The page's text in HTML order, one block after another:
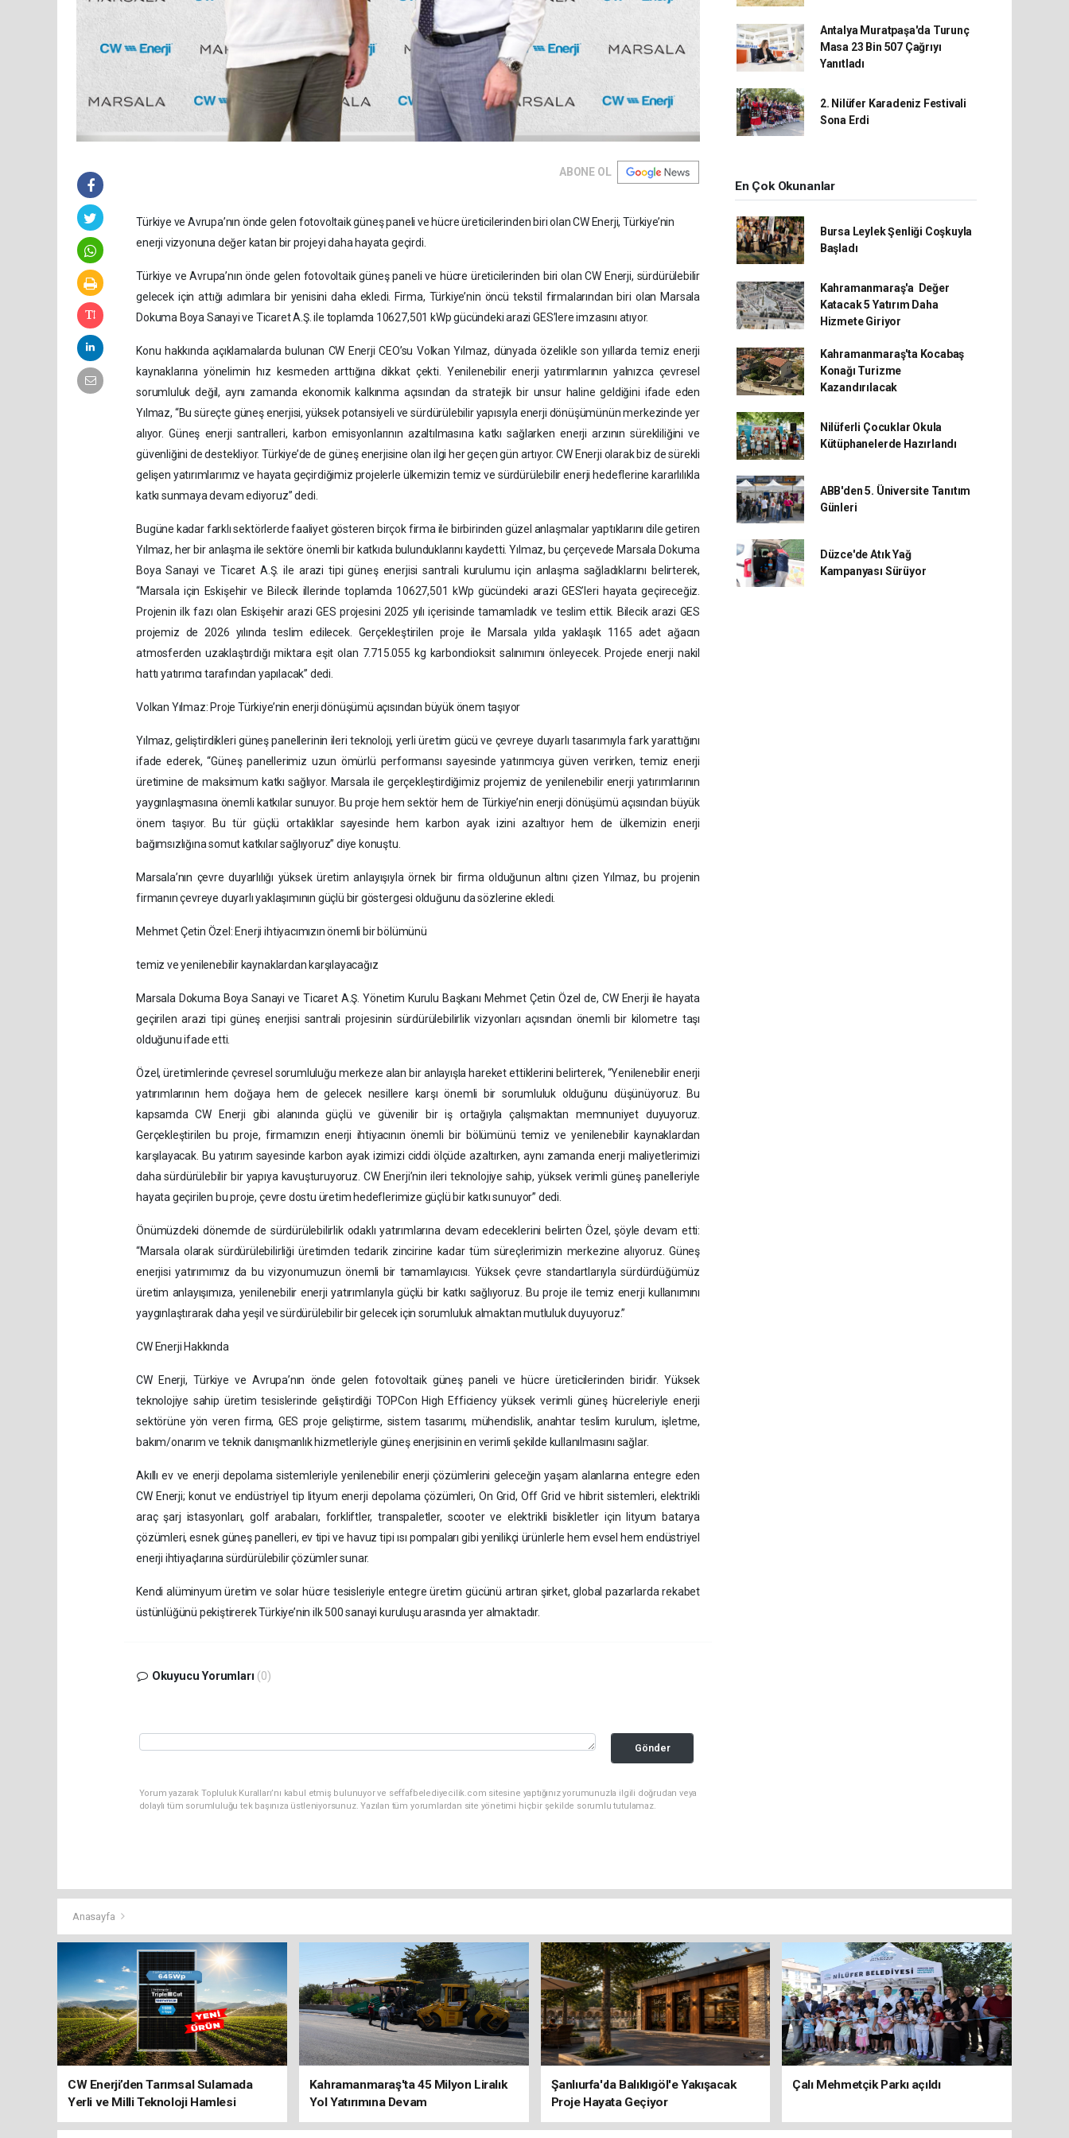
ABONE OL
Türkiye ve Avrupa’nın önde gelen fotovoltaik güneş paneli ve hücre üreticilerinden biri olan CW Enerji, Türkiye’nin
enerji vizyonuna değer katan bir projeyi daha hayata geçirdi.
Türkiye ve Avrupa’nın önde gelen fotovoltaik güneş paneli ve hücre üreticilerinden biri olan CW Enerji, sürdürülebilir
gelecek için attığı adımlara bir yenisini daha ekledi. Firma, Türkiye’nin öncü tekstil firmalarından biri olan Marsala
Dokuma Boya Sanayi ve Ticaret A.Ş. ile toplamda 10627,501 kWp gücündeki arazi GES’lere imzasını atıyor.
Konu hakkında açıklamalarda bulunan CW Enerji CEO’su Volkan Yılmaz, dünyada özelikle son yıllarda temiz enerji
kaynaklarına yönelimin hız kesmeden arttığına dikkat çekti. Yenilenebilir enerji yatırımlarının yalnızca çevresel
sorumluluk değil, aynı zamanda ekonomik kalkınma açısından da stratejik bir unsur haline geldiğini ifade eden
Yılmaz, “Bu süreçte güneş enerjisi, yüksek potansiyeli ve sürdürülebilir yapısıyla enerji dönüşümünün merkezinde yer
alıyor. Güneş enerji santralleri, karbon emisyonlarının azaltılmasına katkı sağlarken enerji arzının sürekliliğini ve
güvenliğini de destekliyor. Türkiye’de de güneş enerjisine olan ilgi her geçen gün artıyor. CW Enerji olarak biz de sürekli
gelişen yatırımlarımız ve hayata geçirdiğimiz projelerle ülkemizin temiz ve sürdürülebilir enerji hedeflerine kararlılıkla
katkı sunmaya devam ediyoruz” dedi.
Bugüne kadar farklı sektörlerde faaliyet gösteren birçok firma ile birbirinden güzel anlaşmalar yaptıklarını dile getiren
Yılmaz, her bir anlaşma ile sektöre önemli bir katkıda bulunduklarını kaydetti. Yılmaz, bu çerçevede Marsala Dokuma
Boya Sanayi ve Ticaret A.Ş. ile arazi tipi güneş enerjisi santrali kurulumu için anlaşma sağladıklarını belirterek,
“Marsala için Eskişehir ve Bilecik illerinde toplamda 10627,501 kWp gücündeki arazi GES’leri hayata geçireceğiz.
Projenin ilk fazı olan Eskişehir arazi GES projesini 2025 yılı içerisinde tamamladık ve teslim ettik. Bilecik arazi GES
projemiz de 2026 yılında teslim edilecek. Gerçekleştirilen proje ile Marsala yılda yaklaşık 1165 adet ağacın
atmosferden uzaklaştırdığı miktara eşit olan 7.715.055 kg karbondioksit salınımını önleyecek. Projede enerji nakil
hattı yatırımcı tarafından yapılacak” dedi.
Volkan Yılmaz: Proje Türkiye’nin enerji dönüşümü açısından büyük önem taşıyor
Yılmaz, geliştirdikleri güneş panellerinin ileri teknoloji, yerli üretim gücü ve çevreye duyarlı tasarımıyla fark yarattığını
ifade ederek, “Güneş panellerimiz uzun ömürlü performansı sayesinde yatırımcıya güven verirken, temiz enerji
üretimine de maksimum katkı sağlıyor. Marsala ile gerçekleştirdiğimiz projemiz de yenilenebilir enerji yatırımlarının
yaygınlaşmasına önemli katkılar sunuyor. Bu proje hem sektör hem de Türkiye’nin enerji dönüşümü açısından büyük
önem taşıyor. Bu tür güçlü ortaklıklar sayesinde hem karbon ayak izini azaltıyor hem de ülkemizin enerji
bağımsızlığına somut katkılar sağlıyoruz” diye konuştu.
Marsala’nın çevre duyarlılığı yüksek üretim anlayışıyla örnek bir firma olduğunun altını çizen Yılmaz, bu projenin
firmanın çevreye duyarlı yaklaşımının güçlü bir göstergesi olduğunu da sözlerine ekledi.
Mehmet Çetin Özel: Enerji ihtiyacımızın önemli bir bölümünü
temiz ve yenilenebilir kaynaklardan karşılayacağız
Marsala Dokuma Boya Sanayi ve Ticaret A.Ş. Yönetim Kurulu Başkanı Mehmet Çetin Özel de, CW Enerji ile hayata
geçirilen arazi tipi güneş enerjisi santrali projesinin sürdürülebilirlik vizyonları açısından önemli bir kilometre taşı
olduğunu ifade etti.
Özel, üretimlerinde çevresel sorumluluğu merkeze alan bir anlayışla hareket ettiklerini belirterek, “Yenilenebilir enerji
yatırımlarının hem doğaya hem de gelecek nesillere karşı önemli bir sorumluluk olduğunu düşünüyoruz. Bu
kapsamda CW Enerji gibi alanında güçlü ve güvenilir bir iş ortağıyla çalışmaktan memnuniyet duyuyoruz.
Gerçekleştirilen bu proje, firmamızın enerji ihtiyacının önemli bir bölümünü temiz ve yenilenebilir kaynaklardan
karşılayacak. Bu yatırım sayesinde karbon ayak izimizi ciddi ölçüde azaltırken, aynı zamanda enerji maliyetlerimizi
daha sürdürülebilir bir yapıya kavuşturuyoruz. CW Enerji’nin ileri teknolojiye sahip, yüksek verimli güneş panelleriyle
hayata geçirilen bu proje, çevre dostu üretim hedeflerimize güçlü bir katkı sunuyor” dedi.
Önümüzdeki dönemde de sürdürülebilirlik odaklı yatırımlarına devam edeceklerini belirten Özel, şöyle devam etti:
“Marsala olarak sürdürülebilirliği üretimden tedarik zincirine kadar tüm süreçlerimizin merkezine alıyoruz. Güneş
enerjisi yatırımımız da bu vizyonumuzun önemli bir tamamlayıcısı. Yüksek çevre standartlarıyla sürdürdüğümüz
üretim anlayışımıza, yenilenebilir enerji yatırımlarıyla güçlü bir katkı sağlıyoruz. Bu proje ile temiz enerji kullanımını
yaygınlaştırarak daha yeşil ve sürdürülebilir bir gelecek için sorumluluk almaktan mutluluk duyuyoruz.”
CW Enerji Hakkında
CW Enerji, Türkiye ve Avrupa’nın önde gelen fotovoltaik güneş paneli ve hücre üreticilerinden biridir. Yüksek
teknolojiye sahip üretim tesislerinde geliştirdiği TOPCon High Efficiency yüksek verimli güneş hücreleriyle enerji
sektörüne yön veren firma, GES proje geliştirme, sistem tasarımı, mühendislik, anahtar teslim kurulum, işletme,
bakım/onarım ve teknik danışmanlık hizmetleriyle güneş enerjisinin en verimli şekilde kullanılmasını sağlar.
Akıllı ev ve enerji depolama sistemleriyle yenilenebilir enerji çözümlerini geleceğin yaşam alanlarına entegre eden
CW Enerji; konut ve endüstriyel tip lityum enerji depolama çözümleri, On Grid, Off Grid ve hibrit sistemleri, elektrikli
araç şarj istasyonları, golf arabaları, forkliftler, transpaletler, scooter ve elektrikli bisikletler için lityum batarya
çözümleri, esnek güneş panelleri, ev tipi ve havuz tipi ısı pompaları gibi yenilikçi ürünlerle hem evsel hem endüstriyel
enerji ihtiyaçlarına sürdürülebilir çözümler sunar.
Kendi alüminyum üretim ve solar hücre tesisleriyle entegre üretim gücünü artıran şirket, global pazarlarda rekabet
üstünlüğünü pekiştirerek Türkiye’nin ilk 500 sanayi kuruluşu arasında yer almaktadır.
Okuyucu Yorumları (0)
Gönder
Yorum yazarak Topluluk Kuralları’nı kabul etmiş bulunuyor ve seffafbelediyecilik.com sitesine yaptığınız yorumunuzla ilgili doğrudan veya
dolaylı tüm sorumluluğu tek başınıza üstleniyorsunuz. Yazılan tüm yorumlardan site yönetimi hiçbir şekilde sorumlu tutulamaz.
Antalya Muratpaşa'da Turunç
Masa 23 Bin 507 Çağrıyı
Yanıtladı
2. Nilüfer Karadeniz Festivali
Sona Erdi
En Çok Okunanlar
Bursa Leylek Şenliği Coşkuyla
Başladı
Kahramanmaraş'a Değer
Katacak 5 Yatırım Daha
Hizmete Giriyor
Kahramanmaraş'ta Kocabaş
Konağı Turizme
Kazandırılacak
Nilüferli Çocuklar Okula
Kütüphanelerde Hazırlandı
ABB'den 5. Üniversite Tanıtım
Günleri
Düzce'de Atık Yağ
Kampanyası Sürüyor
Anasayfa
CW Enerji’den Tarımsal Sulamada
Yerli ve Milli Teknoloji Hamlesi
Kahramanmaraş'ta 45 Milyon Liralık
Yol Yatırımına Devam
Şanlıurfa'da Balıklıgöl'e Yakışacak
Proje Hayata Geçiyor
Çalı Mehmetçik Parkı açıldı